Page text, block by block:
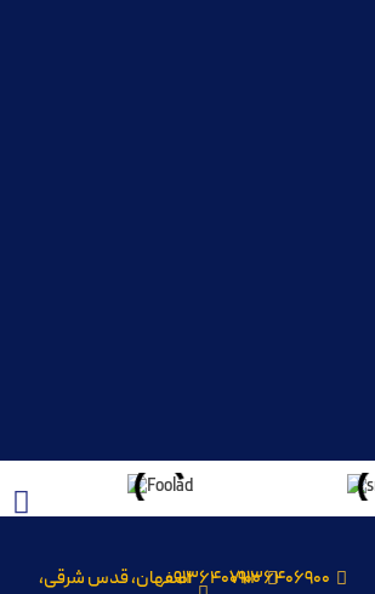
09136406900
09136407100اصفهان، قدس شرقی،